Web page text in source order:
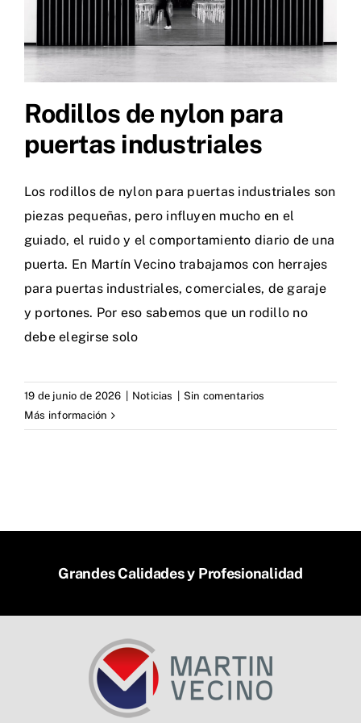
Rodillos de nylon para
puertas industriales
Los rodillos de nylon para puertas industriales son
piezas pequeñas, pero influyen mucho en el
guiado, el ruido y el comportamiento diario de una
puerta. En Martín Vecino trabajamos con herrajes
para puertas industriales, comerciales, de garaje
y portones. Por eso sabemos que un rodillo no
debe elegirse solo
19 de junio de 2026 Noticias
Sin comentarios
Más información
Grandes Calidades y Profesionalidad